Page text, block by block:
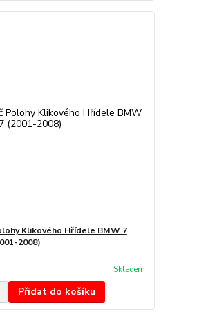
Klikového Hřídele BMW 7
2008)
Skladem
Přidat do košíku